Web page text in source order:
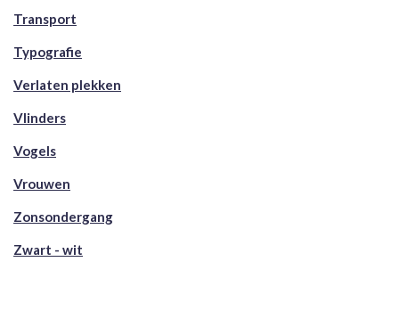
Transport
Typografie
Verlaten plekken
Vlinders
Vogels
Vrouwen
Zonsondergang
Zwart - wit